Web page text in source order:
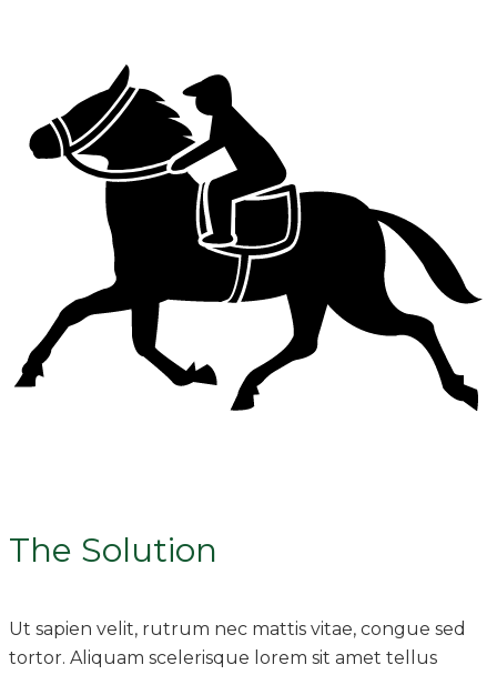
The Solution
Ut sapien velit, rutrum nec mattis vitae, congue sed
tortor. Aliquam scelerisque lorem sit amet tellus